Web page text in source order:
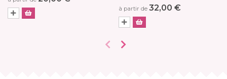
à partir de 32,00 €